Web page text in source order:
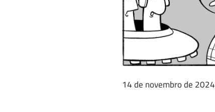
14 de novembro de 2024